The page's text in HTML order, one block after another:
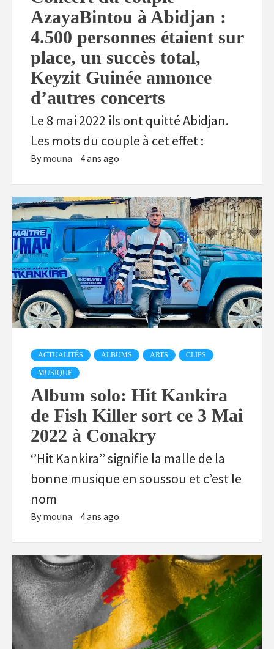
AzayaBintou à Abidjan :
4.500 personnes étaient sur
place, un succès total,
Keyzit Guinée annonce
d’autres concerts
Le 8 mai 2022 ils ont quitté Abidjan.
Les mots du couple à cet effet :
By mouna 4 ans ago
ACTUALITÉS ALBUMS ARTS CLIPS
MUSIQUE
Album solo: Hit Kankira
de Fish Killer sort ce 3 Mai
2022 à Conakry
‘’Hit Kankira’’ signifie la malle de la
bonne musique en soussou et c’est le
nom
By mouna 4 ans ago